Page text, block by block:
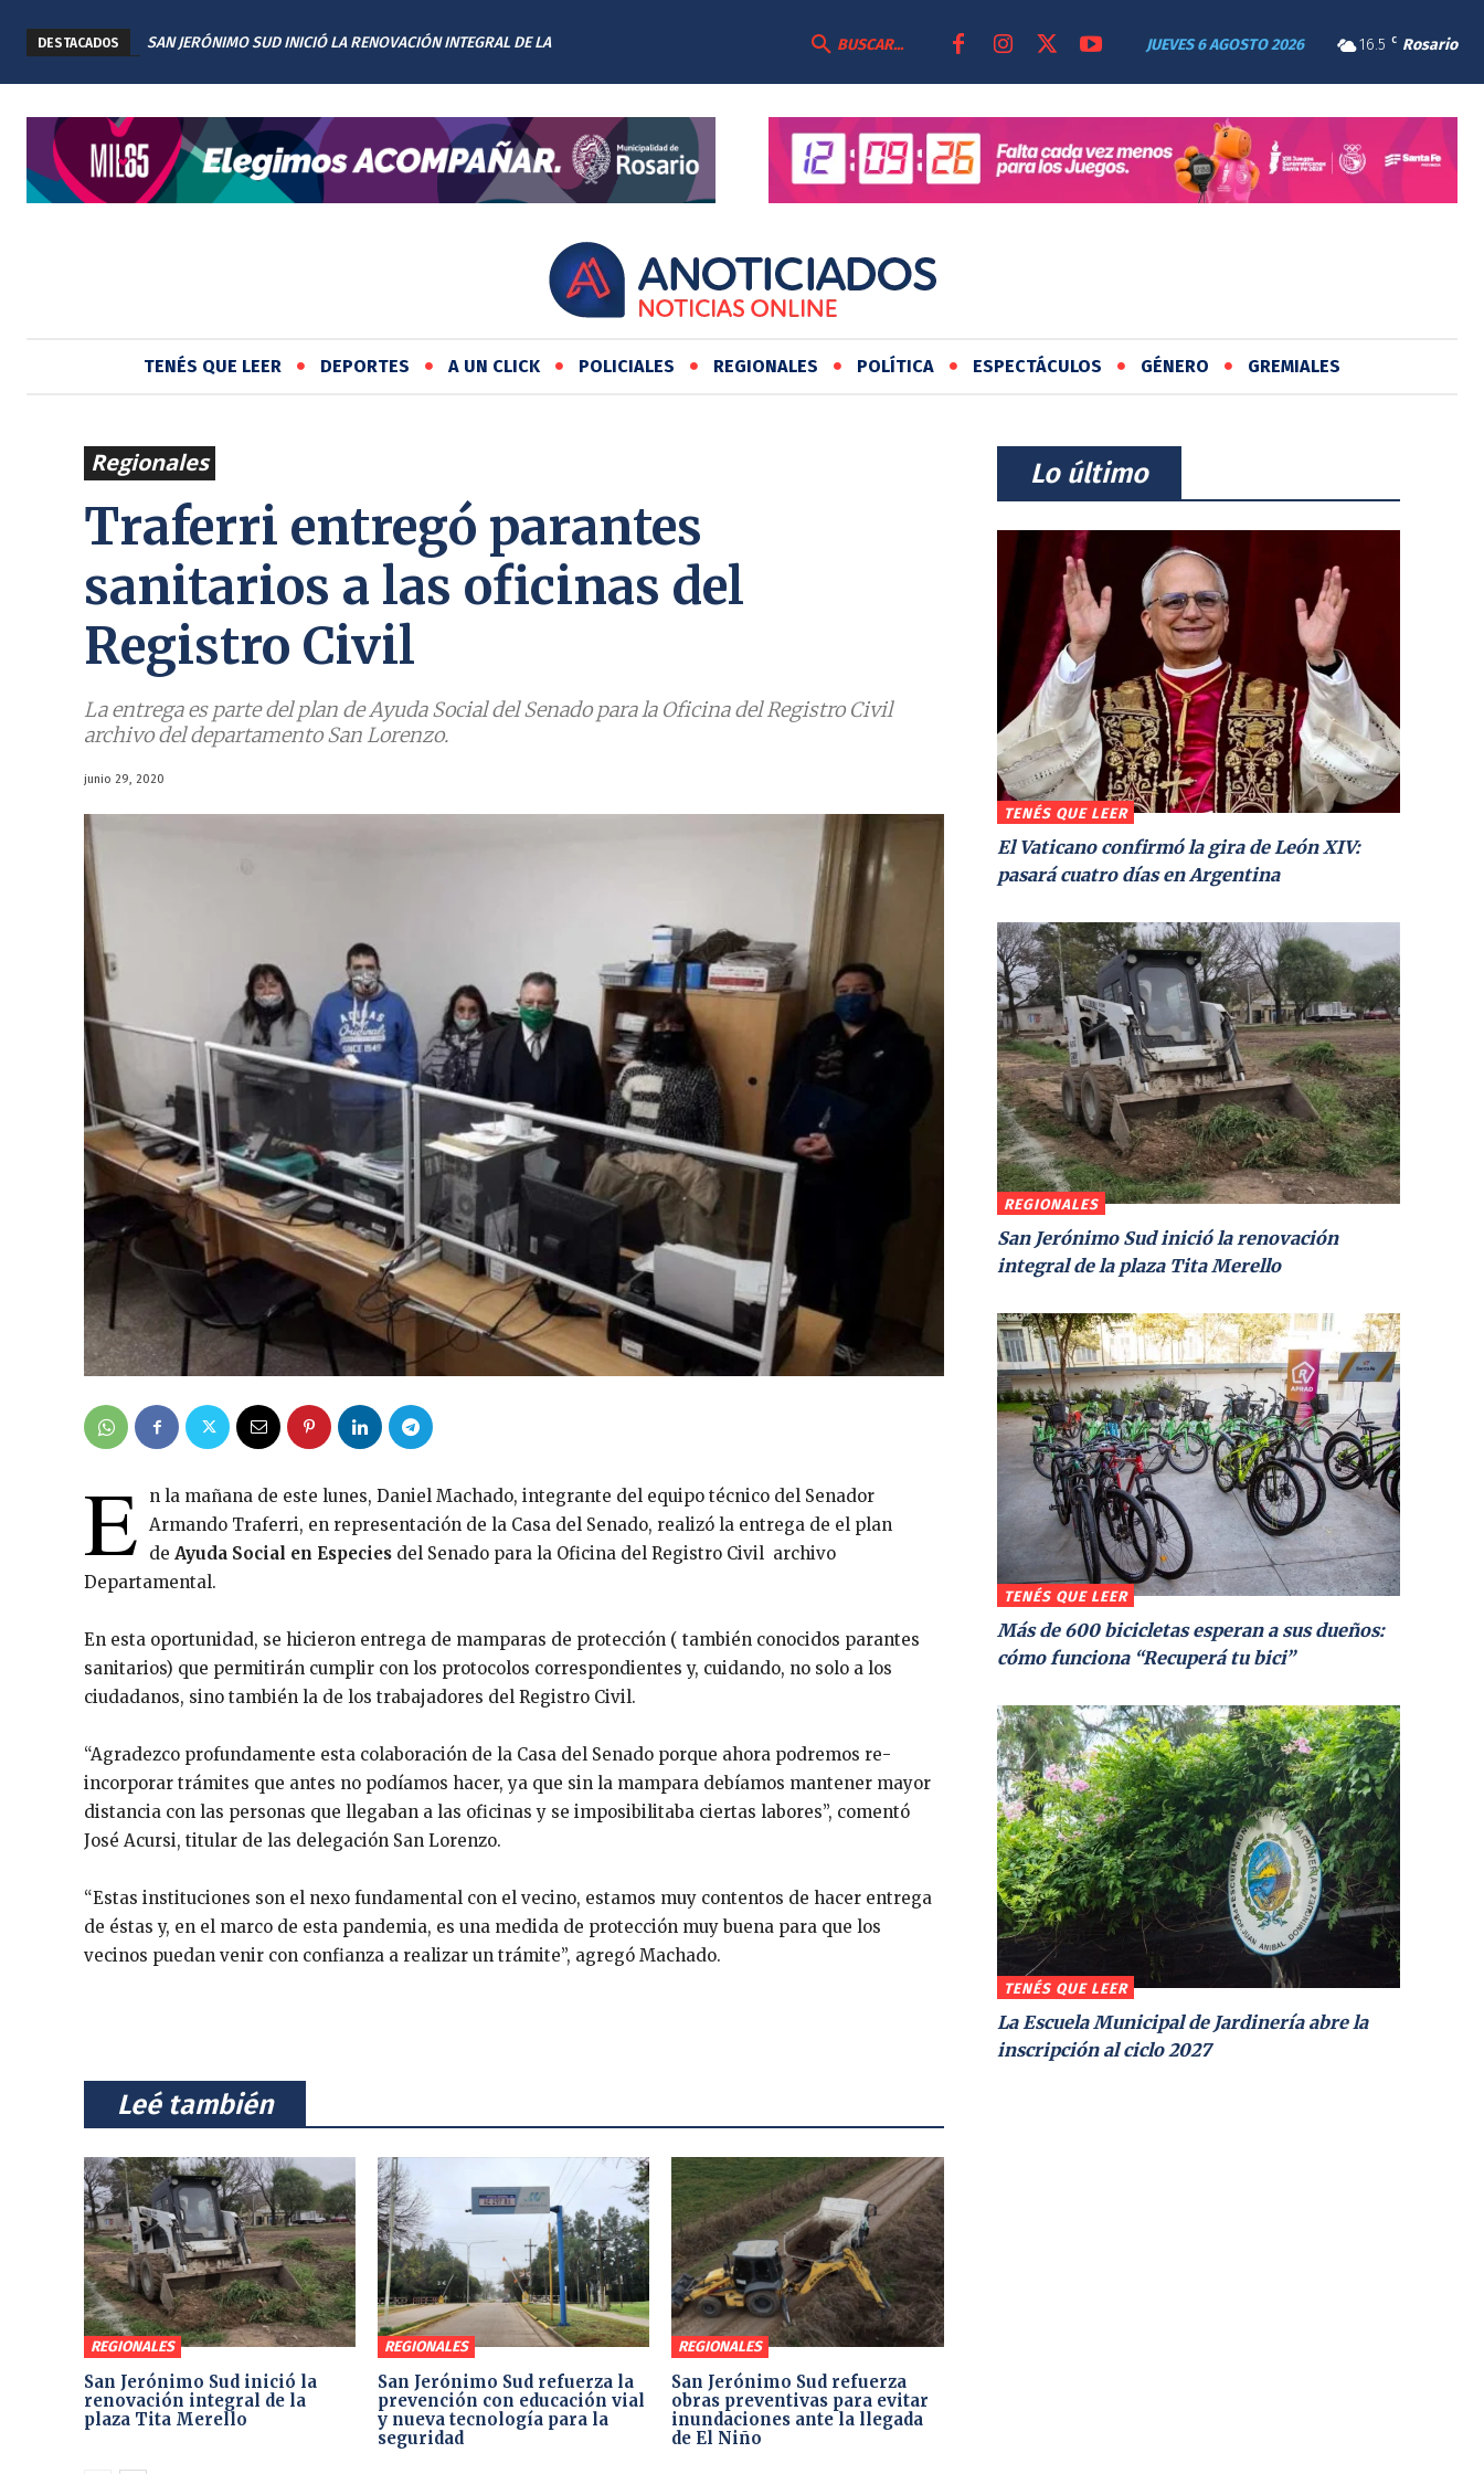
DESTACADOS
SAN JERÓNIMO SUD INICIÓ LA RENOVACIÓN INTEGRAL DE LA
16.5 C Rosario
JUEVES 6 AGOSTO 2026
BUSCAR...
TENÉS QUE LEER DEPORTES A UN CLICK POLICIALES REGIONALES POLÍTICA ESPECTÁCULOS GÉNERO GREMIALES
Regionales
Traferri entregó parantes
sanitarios a las oficinas del
Registro Civil
La entrega es parte del plan de Ayuda Social del Senado para la Oficina del Registro Civil
archivo del departamento San Lorenzo.
junio 29, 2020
E
n la mañana de este lunes, Daniel Machado, integrante del equipo técnico del Senador
Armando Traferri, en representación de la Casa del Senado, realizó la entrega de el plan
de Ayuda Social en Especies del Senado para la Oficina del Registro Civil archivo
Departamental.
En esta oportunidad, se hicieron entrega de mamparas de protección ( también conocidos parantes
sanitarios) que permitirán cumplir con los protocolos correspondientes y, cuidando, no solo a los
ciudadanos, sino también la de los trabajadores del Registro Civil.
“Agradezco profundamente esta colaboración de la Casa del Senado porque ahora podremos re-
incorporar trámites que antes no podíamos hacer, ya que sin la mampara debíamos mantener mayor
distancia con las personas que llegaban a las oficinas y se imposibilitaba ciertas labores”, comentó
José Acursi, titular de las delegación San Lorenzo.
“Estas instituciones son el nexo fundamental con el vecino, estamos muy contentos de hacer entrega
de éstas y, en el marco de esta pandemia, es una medida de protección muy buena para que los
vecinos puedan venir con confianza a realizar un trámite”, agregó Machado.
⠀Leé también⠀
REGIONALES
San Jerónimo Sud inició la
renovación integral de la
plaza Tita Merello
REGIONALES
San Jerónimo Sud refuerza la
prevención con educación vial
y nueva tecnología para la
seguridad
REGIONALES
San Jerónimo Sud refuerza
obras preventivas para evitar
inundaciones ante la llegada
de El Niño
⠀Lo último⠀
TENÉS QUE LEER
El Vaticano confirmó la gira de León XIV:
pasará cuatro días en Argentina
REGIONALES
San Jerónimo Sud inició la renovación
integral de la plaza Tita Merello
TENÉS QUE LEER
Más de 600 bicicletas esperan a sus dueños:
cómo funciona “Recuperá tu bici”
TENÉS QUE LEER
La Escuela Municipal de Jardinería abre la
inscripción al ciclo 2027